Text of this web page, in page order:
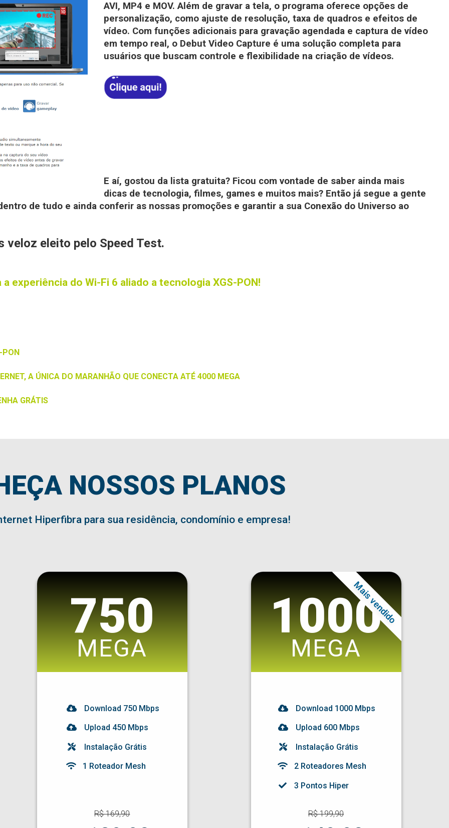
AVI, MP4 e MOV. Além de gravar a tela, o programa oferece opções de
personalização, como ajuste de resolução, taxa de quadros e efeitos de
vídeo. Com funções adicionais para gravação agendada e captura de vídeo
em tempo real, o Debut Video Capture é uma solução completa para
usuários que buscam controle e flexibilidade na criação de vídeos.
E aí, gostou da lista gratuita? Ficou com vontade de saber ainda mais
dicas de tecnologia, filmes, games e muitos mais? Então já segue a gente
de tudo e ainda conferir as nossas promoções e garantir a sua Conexão do Universo ao
veloz eleito pelo Speed Test.
experiência do Wi-Fi 6 aliado a tecnologia XGS-PON!
A ÚNICA DO MARANHÃO QUE CONECTA ATÉ 4000 MEGA
GRÁTIS
NOSSOS PLANOS
Hiperfibra para sua residência, condomínio e empresa!
750
MEGA
Download 750Mbps
Upload 450 Mbps
Instalação Grátis
1 Roteador Mesh
R$169,90
Mais vendido
1000
MEGA
Download 1000 Mbps
Upload 600 Mbps
Instalação Grátis
2 Roteadores Mesh
3 Pontos Hiper
R$199,90